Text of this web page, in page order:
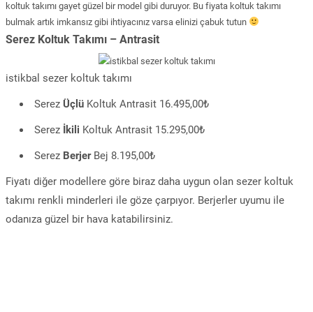
koltuk takımı gayet güzel bir model gibi duruyor. Bu fiyata koltuk takımı
bulmak artık imkansız gibi ihtiyacınız varsa elinizi çabuk tutun
Serez Koltuk Takımı – Antrasit
istikbal sezer koltuk takımı
Serez Üçlü Koltuk Antrasit 16.495,00₺
Serez İkili Koltuk Antrasit 15.295,00₺
Serez BerjerBej 8.195,00₺
Fiyatı diğer modellere göre biraz daha uygun olan sezer koltuk
takımı renkli minderleri ile göze çarpıyor. Berjerler uyumu ile
odanıza güzel bir hava katabilirsiniz.